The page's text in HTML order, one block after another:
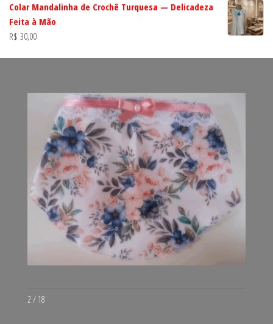
Colar Mandalinha de Crochê Turquesa — Delicadeza
Feita à Mão
R$ 30,00
3 / 18